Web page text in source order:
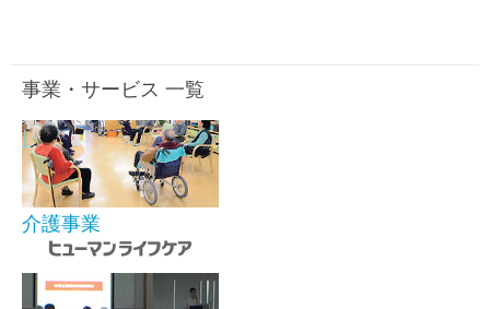
事業・サービス 一覧
介護事業